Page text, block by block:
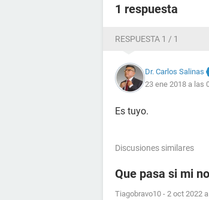
1 respuesta
RESPUESTA 1 / 1
Dr. Carlos Salinas
23 ene 2018 a las
Es tuyo.
Discusiones similares
Que pasa si mi
Tiagobravo10 - 2 oct 2022